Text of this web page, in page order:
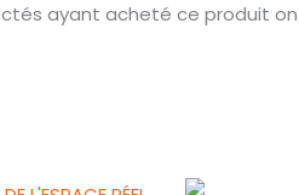
ayant acheté ce produit